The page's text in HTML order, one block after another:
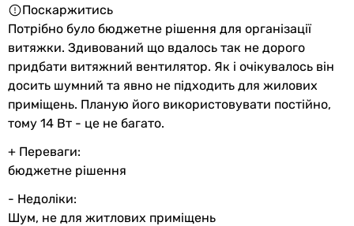
Поскаржитись
Потрібно було бюджетне рішення для організації
витяжки. Здивований що вдалось так не дорого
придбати витяжний вентилятор. Як і очікувалось він
досить шумний та явно не підходить для жилових
приміщень. Планую його використовувати постійно,
тому 14 Вт - це не багато.
+ Переваги:
бюджетне рішення
- Недоліки:
Шум, не для житлових приміщень